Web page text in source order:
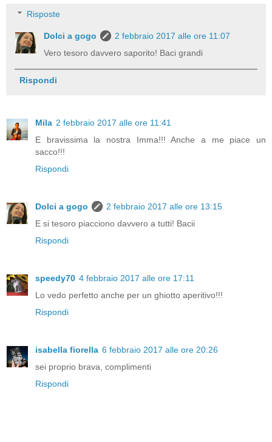
Risposte
Dolci a gogo
2 febbraio 2017 alle ore 11:07
Vero tesoro davvero saporito! Baci grandi
Rispondi
Mila 2 febbraio 2017 alle ore 11:41
E bravissima la nostra Imma!!! Anche a me piace un
sacco!!!
Rispondi
Dolci a gogo
2 febbraio 2017 alle ore 13:15
E si tesoro piacciono davvero a tutti! Bacii
Rispondi
speedy70 4 febbraio 2017 alle ore 17:11
Lo vedo perfetto anche per un ghiotto aperitivo!!!
Rispondi
isabella fiorella 6 febbraio 2017 alle ore 20:26
sei proprio brava, complimenti
Rispondi